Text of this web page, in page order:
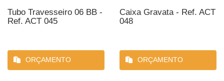
Tubo Travesseiro 06 BB -
Ref. ACT 045
ORÇAMENTO
Caixa Gravata - Ref. ACT
048
ORÇAMENTO